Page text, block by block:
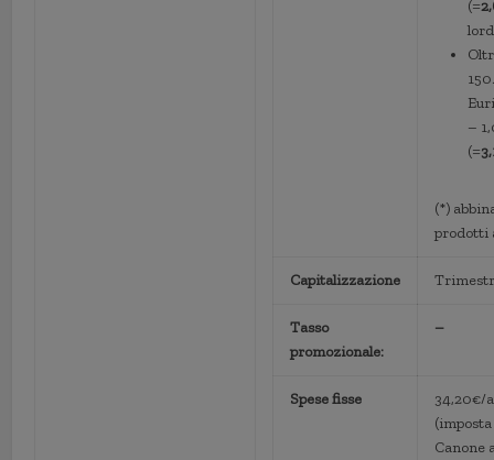
(=
–
(=
(*)
prodotti
Capitalizzazione
Tasso
promozionale:
–
Spese fisse
34,20€/
Canone